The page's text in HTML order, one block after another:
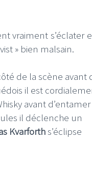
vraiment s’éclater
» bien malsain.
de la scène avant
il est
avant d’entamer
il déclenche un
Kvarforths’éclipse